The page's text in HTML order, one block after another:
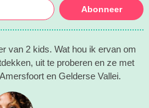
Abonneer
van 2 kids. Wat hou ik ervan om
uit te proberen en ze met
en Gelderse Vallei.